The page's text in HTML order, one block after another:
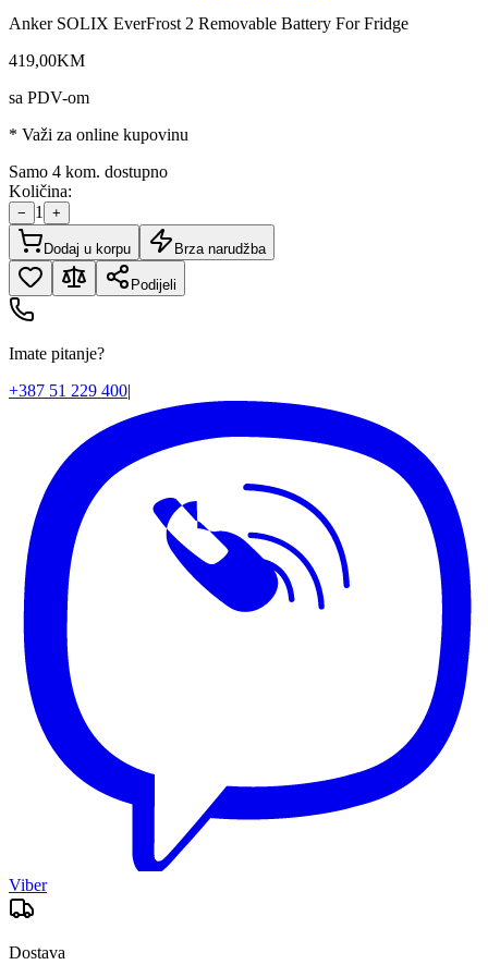
Anker SOLIX EverFrost 2 Removable Battery For Fridge
419,00KM
sa PDV-om
* Važi za online kupovinu
Samo 4 kom. dostupno
Količina:
− 1 +
Dodaj u korpu Brza narudžba
Podijeli
Imate pitanje?
+387 51 229 400|
Viber
Dostava